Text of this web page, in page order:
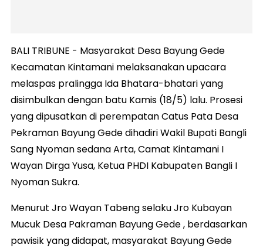
BALI TRIBUNE - Masyarakat Desa Bayung Gede
Kecamatan Kintamani melaksanakan upacara
melaspas pralingga Ida Bhatara-bhatari yang
disimbulkan dengan batu Kamis (18/5) lalu. Prosesi
yang dipusatkan di perempatan Catus Pata Desa
Pekraman Bayung Gede dihadiri Wakil Bupati Bangli
Sang Nyoman sedana Arta, Camat Kintamani I
Wayan Dirga Yusa, Ketua PHDI Kabupaten Bangli I
Nyoman Sukra.
Menurut Jro Wayan Tabeng selaku Jro Kubayan
Mucuk Desa Pakraman Bayung Gede , berdasarkan
pawisik yang didapat, masyarakat Bayung Gede